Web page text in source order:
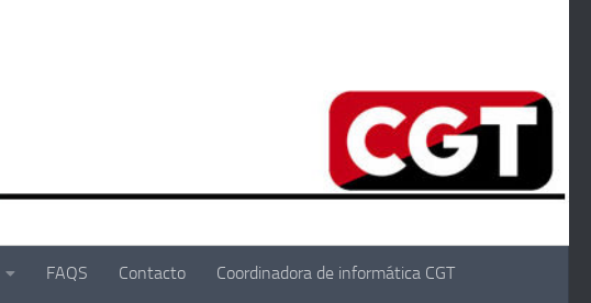
FAQS Contacto Coordinadora de informática CGT